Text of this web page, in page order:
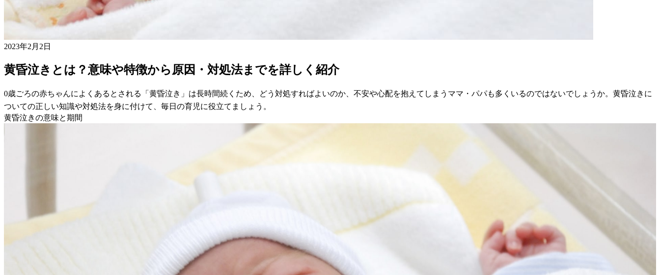
2023年2月2日
黄昏泣きとは？意味や特徴から原因・対処法までを詳しく紹介
0歳ごろの赤ちゃんによくあるとされる「黄昏泣き」は長時間続くため、どう対処すればよいのか、不安や心配を抱えてしまうママ・パパも多くいるのではないでしょうか。黄昏泣きに
ついての正しい知識や対処法を身に付けて、毎日の育児に役立てましょう。
黄昏泣きの意味と期間